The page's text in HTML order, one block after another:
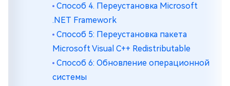
Способ 4. Переустановка Microsoft
.NET Framework
Способ 5: Переустановка пакета
Microsoft Visual C++ Redistributable
Способ 6: Обновление операционной
системы